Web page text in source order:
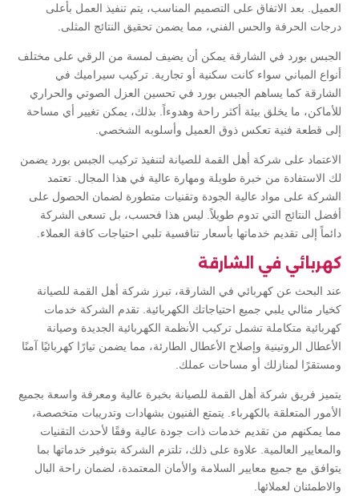
العميل. بعد الاتفاق على التصميم المناسب، يتم تنفيذ العمل بأعلى
درجات الحرفة والحس الفني، مما يضمن تحقيق النتائج المثلى.
الجبس بورد في الشارقة يمكن أن يضيف لمسة من الرقي على مختلف
أنواع المباني سواء كانت سكنية أو تجارية. تركيب سيراميك في
الشارقة كما يساهم الجبس بورد في تحسين العزل الصوتي والحراري
للأماكن، ما يخلق بيئة أكثر راحة وهدوءاً. بذلك، يمكن تغيير أي مساحة
إلى قطعة فنية تعكس ذوق العميل وأسلوبه الشخصي.
الاعتماد على شركة أهل القمة للصيانة لتنفيذ تركيب الجبس بورد يضمن
لك الاستفادة من خبرة طويلة ومهارة عالية في هذا المجال. تعتمد
الشركة على مواد عالية الجودة وتقنيات متطورة لضمان الحصول على
أفضل النتائج التي تدوم طويلاً. ليس هذا فحسب، بل تسعى الشركة
دائماً إلى تقديم خدماتها بأسعار تنافسية تلبي احتياجات كافة العملاء.
كهربائي في الشارقة
عند البحث عن كهربائي في الشارقة، تبرز شركة أهل القمة للصيانة
كخيار مثالي يلبي جميع احتياجاتك الكهربائية. تقدم الشركة خدمات
كهربائية متكاملة تشمل تركيب الأنظمة الكهربائية الجديدة وصيانة
الأعطال الروتينية وإصلاح الأعطال الطارئة، مما يضمن تيارًا كهربائيًا آمنًا
ومستقرًا لمنازلك أو مساحات عملك.
يتميز فريق شركة أهل القمة للصيانة بخبرة عالية ومعرفة واسعة بجميع
الأمور المتعلقة بالكهرباء. يتمتع الفنيون بشهادات وتدريبات متخصصة،
مما يمكنهم من تقديم خدمات ذات جودة عالية وفقًا لأحدث التقنيات
والمعايير العالمية. علاوة على ذلك، تلتزم الشركة بتوفير خدماتها بما
يتوافق مع جميع معايير السلامة والأمان المعتمدة، لضمان راحة البال
والاطمئنان لعملائها.